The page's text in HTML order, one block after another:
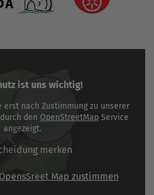
ist uns wichtig!
erst nach Zustimmung zu unserer
durch den OpenStreetMap Service
angezeigt.
merken
Map zustimmen